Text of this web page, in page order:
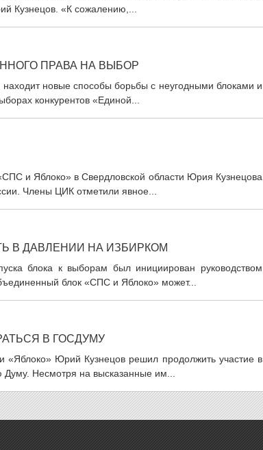
Кузнецов. «К сожалению,...
ПРАВА НА ВЫБОР
новые способы борьбы с неугодными блоками и
конкурентов «Единой...
и Яблоко» в Свердловской области Юрия Кузнецова
Члены ЦИК отметили явное...
В ДАВЛЕНИИ НА ИЗБИРКОМ
блока к выборам был инициирован руководством
блок «СПС и Яблоко» может...
В ГОСДУМУ
«Яблоко» Юрий Кузнецов решил продолжить участие в
Думу. Несмотря на высказанные им...